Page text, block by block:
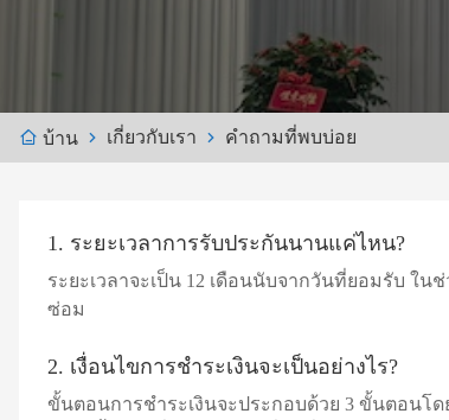
บ้าน เกี่ยวกับเรา คำถามที่พบบ่อย
1. ระยะเวลาการรับประกันนานแค่ไหน?
ระยะเวลาจะเป็น 12 เดือนนับจากวันที่ยอมรับ ใ
ซ่อม
2. เงื่อนไขการชำระเงินจะเป็นอย่างไร?
ขั้นตอนการชำระเงินจะประกอบด้วย 3 ขั้นตอนโด